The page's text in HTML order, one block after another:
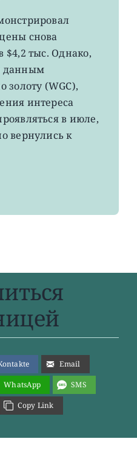
GLD,
GDX:
деньги
начал
в
золотые
снова
$4,2 тыс. Однако,
данным
золоту (WGC),
интереса
в июле,
вернулись к
Email
WhatsApp
SMS
Copy Link